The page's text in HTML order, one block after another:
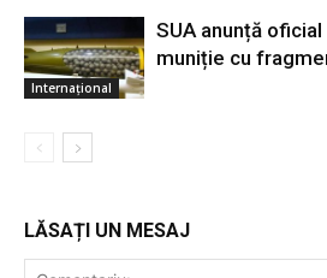
Internațional
SUA anunță
muniție cu
LĂSAȚI UN MESAJ